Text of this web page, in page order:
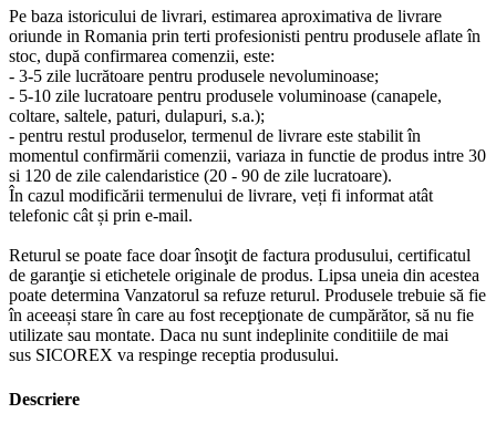
Pe baza istoricului de livrari, estimarea aproximativa de livrare
oriunde in Romania prin terti profesionisti pentru produsele aflate în
stoc, după confirmarea comenzii, este:
- 3-5 zile lucrătoare pentru produsele nevoluminoase;
- 5-10 zile lucratoare pentru produsele voluminoase (canapele,
coltare, saltele, paturi, dulapuri, s.a.);
- pentru restul produselor, termenul de livrare este stabilit în
momentul confirmării comenzii, variaza in functie de produs intre 30
si 120 de zile calendaristice (20 - 90 de zile lucratoare).
În cazul modificării termenului de livrare, veți fi informat atât
telefonic cât și prin e-mail.
Returul se poate face doar însoţit de factura produsului, certificatul
de garanţie si etichetele originale de produs. Lipsa uneia din acestea
poate determina Vanzatorul sa refuze returul. Produsele trebuie să fie
în aceeași stare în care au fost recepţionate de cumpărător, să nu fie
utilizate sau montate. Daca nu sunt indeplinite conditiile de mai
sus SICOREX va respinge receptia produsului.
Descriere